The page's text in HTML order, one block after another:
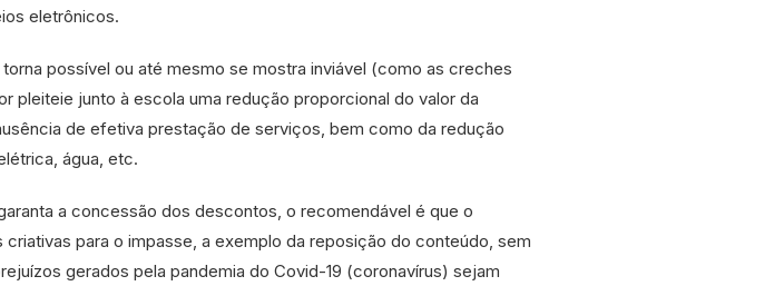
eletrônicos.
possível ou até mesmo se mostra inviável (como as creches
pleiteie junto à escola uma redução proporcional do valor da
de efetiva prestação de serviços, bem como da redução
água, etc.
a concessão dos descontos, o recomendável é que o
para o impasse, a exemplo da reposição do conteúdo, sem
gerados pela pandemia do Covid-19 (coronavírus) sejam